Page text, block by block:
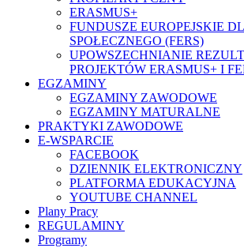
ERASMUS+
FUNDUSZE EUROPEJSKIE
SPOŁECZNEGO (FERS)
UPOWSZECHNIANIE
PROJEKTÓW ERASMUS+ I
EGZAMINY
EGZAMINY ZAWODOWE
EGZAMINY MATURALNE
PRAKTYKI ZAWODOWE
E-WSPARCIE
FACEBOOK
DZIENNIK ELEKTRONICZNY
PLATFORMA EDUKACYJNA
YOUTUBE CHANNEL
Plany Pracy
REGULAMINY
Programy